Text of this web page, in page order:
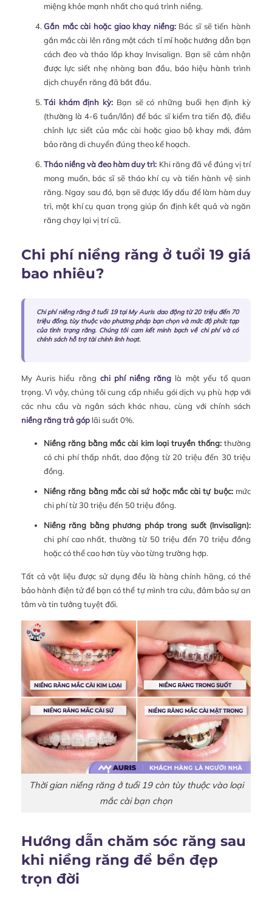
miệng khỏe mạnh nhất cho quá trình niềng.
Gắn mắc cài hoặc giao khay niềng:Bác sĩ sẽ tiến hành
gắn mắc cài lên răng một cách tỉ mỉ hoặc hướng dẫn bạn
cách đeo và tháo lắp khay Invisalign. Bạn sẽ cảm nhận
được lực siết nhẹ nhàng ban đầu, báo hiệu hành trình
dịch chuyển răng đã bắt đầu.
Tái khám định kỳ: Bạn sẽ có những buổi hẹn định kỳ
(thường là 4-6 tuần/lần) để bác sĩ kiểm tra tiến độ, điều
chỉnh lực siết của mắc cài hoặc giao bộ khay mới, đảm
bảo răng di chuyển đúng theo kế hoạch.
Tháo niềng và đeo hàm duy trì: Khi răng đã về đúng vị trí
mong muốn, bác sĩ sẽ tháo khí cụ và tiến hành vệ sinh
răng. Ngay sau đó, bạn sẽ được lấy dấu để làm hàm duy
trì, một khí cụ quan trọng giúp ổn định kết quả và ngăn
răng chạy lại vị trí cũ.
Chi phí niềng răng ở tuổi 19 giá
bao nhiêu?
Chi phí niềng răng ở tuổi 19 tại My Auris dao động từ 20 triệu đến 70
triệu đồng, tùy thuộc vào phương pháp bạn chọn và mức độ phức tạp
của tình trạng răng. Chúng tôi cam kết minh bạch về chi phí và có
chính sách hỗ trợ tài chính linh hoạt.
My Auris hiểu rằng chi phí niềng răng là một yếu tố quan
trọng. Vì vậy, chúng tôi cung cấp nhiều gói dịch vụ phù hợp với
các nhu cầu và ngân sách khác nhau, cùng với chính sách
niềng răng trả góp lãi suất 0%.
Niềng răng bằng mắc cài kim loại truyền thống:thường
có chi phí thấp nhất, dao động từ 20 triệu đến 30 triệu
đồng.
Niềng răng bằng mắc cài sứ hoặc mắc cài tự buộc:mức
chi phí từ 30 triệu đến 50 triệu đồng.
Niềng răng bằng phương pháp trong suốt (Invisalign):
chi phí cao nhất, thường từ 50 triệu đến 70 triệu đồng
hoặc có thể cao hơn tùy vào từng trường hợp.
Tất cả vật liệu được sử dụng đều là hàng chính hãng, có thẻ
bảo hành điện tử để bạn có thể tự mình tra cứu, đảm bảo sự an
tâm và tin tưởng tuyệt đối.
Thời gian niềng răng ở tuổi 19 còn tùy thuộc vào loại
mắc cài bạn chọn
Hướng dẫn chăm sóc răng sau
khi niềng răng để bền đẹp
trọn đời